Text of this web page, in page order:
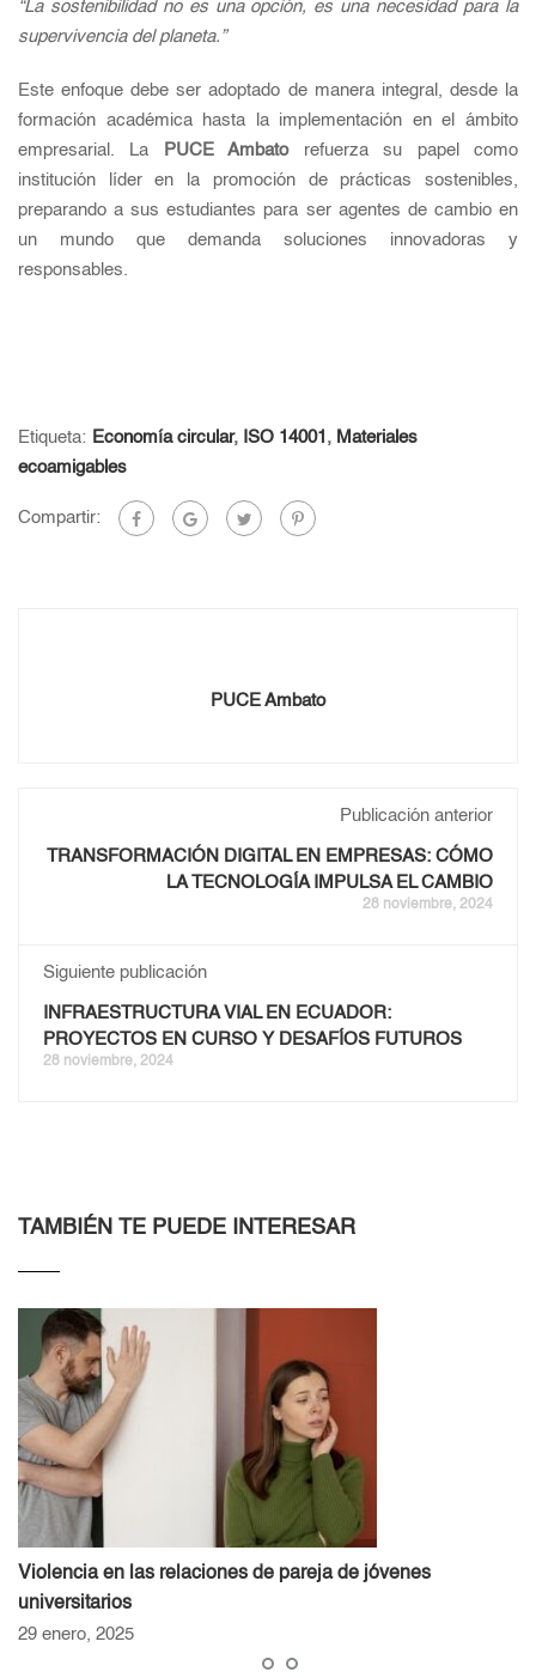
“La sostenibilidad no es una opción, es una necesidad para la
supervivencia del planeta.”
Este enfoque debe ser adoptado de manera integral, desde la
formación académica hasta la implementación en el ámbito
empresarial. La
PUCE Ambatorefuerza su papel como
institución líder en la promoción de prácticas sostenibles,
preparando a sus estudiantes para ser agentes de cambio en
un mundo que demanda soluciones innovadoras y
responsables.
Etiqueta: Economía circular, ISO 14001 , Materiales
ecoamigables
Compartir:
PUCE Ambato
Publicación anterior
TRANSFORMACIÓN DIGITAL EN EMPRESAS: CÓMO
LA TECNOLOGÍA IMPULSA EL CAMBIO
28 noviembre, 2024
Siguiente publicación
INFRAESTRUCTURA VIAL EN ECUADOR:
PROYECTOS EN CURSO Y DESAFÍOS FUTUROS
28 noviembre, 2024
TAMBIÉN TE PUEDE INTERESAR
Violencia en las relaciones de pareja de jóvenes
universitarios
29 enero, 2025